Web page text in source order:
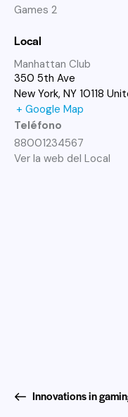
Games 2
Local
Manhattan Club
350 5th Ave
New York, NY 10118
+ Google Map
Teléfono
88001234567
Ver la web del Local
Innovations in